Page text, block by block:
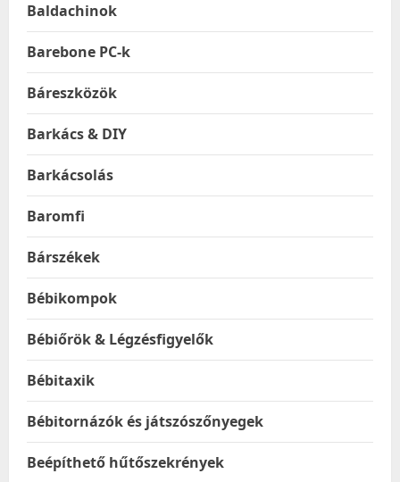
Baldachinok
Barebone PC-k
Báreszközök
Barkács & DIY
Barkácsolás
Baromfi
Bárszékek
Bébikompok
Bébiőrök & Légzésfigyelők
Bébitaxik
Bébitornázók és játszószőnyegek
Beépíthető hűtőszekrények